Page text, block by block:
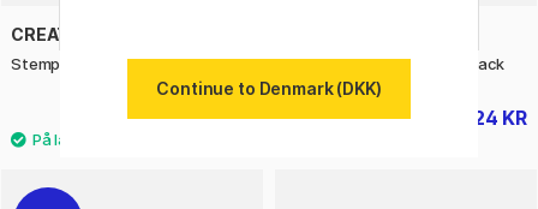
CREATIV COMPANY
Stempelpude Sølv
29 KR
36 KR
Cellofanposer Str XL 10-pack
24 KR
Continue to Denmark (DKK)